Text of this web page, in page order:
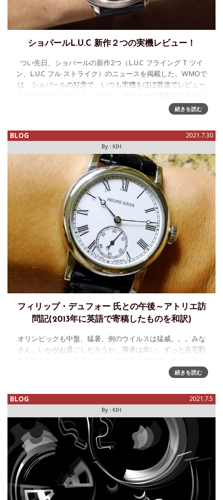
ショパールL.U.C 新作２つの実機レビュー！
つい先日、ショパールの新作2つ（L.U.C フライング T ツイ
ン、L.U.C フル ストライク）のニュースを掲載した。WMOで
は、ショパールの好意で、いつも実機をほぼ最速でレビュー
続きを読む
BLOG 2021.7.30
By : KIH
フィリップ・デュフォー 氏との午後～アトリエ訪
問記(2013年に英語で寄稿したものを和訳)
オリンピックも中盤、猛暑、例のウイルスは猛威。。。みな
さん、いかがお過ごしだろうか。筆者は幸い、ずっと在宅勤
出ずに問題なく過ごしているが、そうもいかない人たちは本
続きを読む
BLOG 2021.7.5
By : KIH